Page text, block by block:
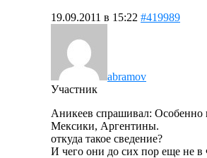
19.09.2011 в 15:22 #419989
abramov
Участник
Аникеев спрашивал: Особенно
Мексики, Аргентины.
откуда такое сведение?
И чего они до сих пор еще не